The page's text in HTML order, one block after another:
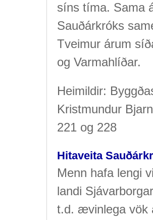
síns tíma. Sama
Sauðárkróks
Tveimur árum
og Varmahlíðar.
Heimildir:
Kristmundur
221 og 228
Hitaveita
Menn hafa lengi
landi
t.d. ævinlega vök